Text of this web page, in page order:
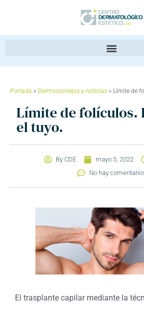
Portada » Dermoconsejos y noticias » Límite de
Límite de folículos.
el tuyo.
By CDE mayo 5, 2022
No hay
El trasplante capilar mediante la